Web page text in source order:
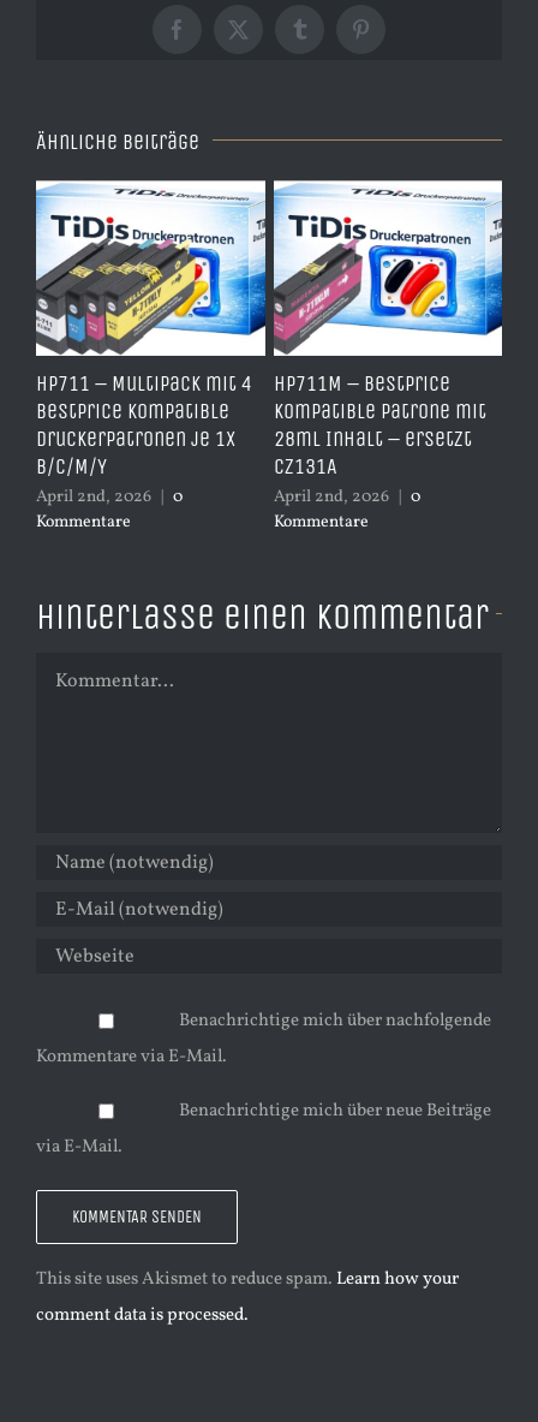
Facebook
X TumblrPinterest
Ähnliche Beiträge
HP711 – Multipack mit 4
BestPrice kompatible
Druckerpatronen je 1x
B/C/M/Y
April 2nd, 2026 | 0
Kommentare
HP711M – BestPrice
kompatible Patrone mit
28ml Inhalt – ersetzt
CZ131A
April 2nd, 2026 | 0
Kommentare
Hinterlasse einen Kommentar
Kommentar
Benachrichtige mich über nachfolgende
Kommentare via E-Mail.
Benachrichtige mich über neue Beiträge
via E-Mail.
This site uses Akismet to reduce spam. Learn how your
comment data is processed.